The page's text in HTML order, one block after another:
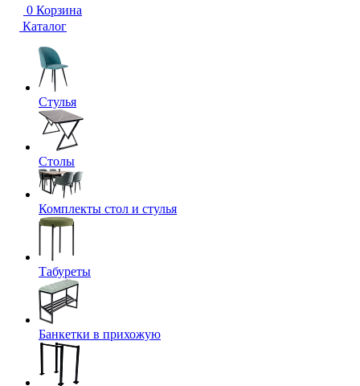
0 Корзина
Каталог
Стулья
Столы
Комплекты стол и стулья
Табуреты
Банкетки в прихожую